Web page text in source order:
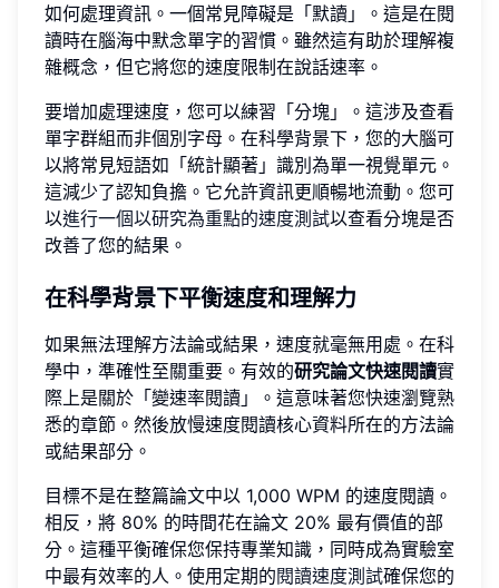
如何處理資訊。一個常見障礙是「默讀」。這是在閱
讀時在腦海中默念單字的習慣。雖然這有助於理解複
雜概念，但它將您的速度限制在說話速率。
要增加處理速度，您可以練習「分塊」。這涉及查看
單字群組而非個別字母。在科學背景下，您的大腦可
以將常見短語如「統計顯著」識別為單一視覺單元。
這減少了認知負擔。它允許資訊更順暢地流動。您可
以進行一個以研究為重點的速度測試以查看分塊是否
改善了您的結果。
在科學背景下平衡速度和理解力
如果無法理解方法論或結果，速度就毫無用處。在科
學中，準確性至關重要。有效的研究論文快速閱讀實
際上是關於「變速率閱讀」。這意味著您快速瀏覽熟
悉的章節。然後放慢速度閱讀核心資料所在的方法論
或結果部分。
目標不是在整篇論文中以 1,000 WPM 的速度閱讀。
相反，將 80% 的時間花在論文 20% 最有價值的部
分。這種平衡確保您保持專業知識，同時成為實驗室
中最有效率的人。使用定期的閱讀速度測試確保您的